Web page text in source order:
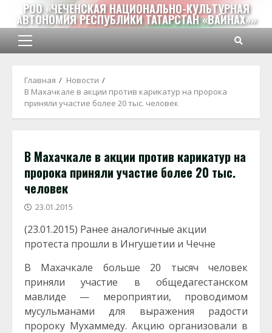
Перейти
содержимому
РОО «ЧЕЧЕНСКАЯ НАЦИОНАЛЬНО-КУЛЬТУРНАЯ
АВТОНОМИЯ РЕСПУБЛИКИ ТАТАРСТАН «ВАЙНАХ»»
Основное
Главная
Новости
В Махачкале в акции против карикатур на пророка
приняли участие более 20 тыс. человек
В Махачкале в акции против карикатур на
пророка приняли участие более 20 тыс.
человек
23.01.2015
(23.01.2015) Ранее аналогичные акции
протеста прошли в Ингушетии и Чечне
В Махачкале больше 20 тысяч человек
приняли участие в общедагестанском
мавлиде — мероприятии, проводимом
мусульманами для выражения радости
пророку Мухаммеду. Акцию организовали в